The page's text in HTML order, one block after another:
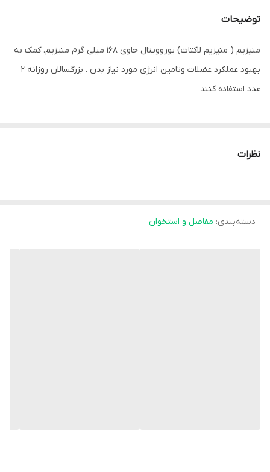
مناسب مصرف
شکل محصول
نوع مفاصل و
استخوان
تقویت استخوان و مفاصل
توضیحات
منیزیم ( منیزیم لاکتات) یوروویتال حاوی 168 میلی گرم منیزیم. کمک به
بهبود عملکرد عضلات وتامین انرژی مورد نیاز بدن . بزرگسالان روزانه 2
عدد استفاده کنند
نظرات
دسته‌بندی: مفاصل و استخوان